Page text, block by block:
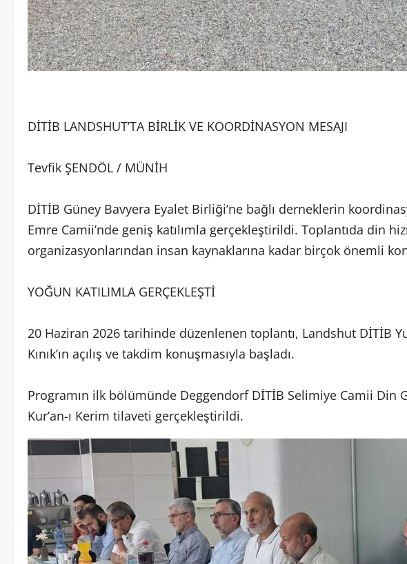
DİTİB LANDSHUT’TA BİRLİK VE KOORDİNASYON MESAJI
Tevfik ŞENDÖL / MÜNİH
DİTİB Güney Bavyera Eyalet Birliği’ne bağlı derneklerin
Emre Camii’nde geniş katılımla gerçekleştirildi. Toplantıda din
organizasyonlarından insan kaynaklarına kadar birçok önemli
YOĞUN KATILIMLA GERÇEKLEŞTİ
20 Haziran 2026 tarihinde düzenlenen toplantı, Landshut DİTİB
Kınık’ın açılış ve takdim konuşmasıyla başladı.
Programın ilk bölümünde Deggendorf DİTİB Selimiye Camii Din
Kur’an-ı Kerim tilaveti gerçekleştirildi.